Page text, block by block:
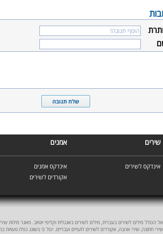
שירים אמנים
אינדקס לשירים
אינדקס אמנים
אקורדים לשירים
הכולל מילים לשירים בעברית, מילים לשירים באנגלית וקליפי יוטיוב. מאגר מילות
חתונה, שירי אהבה, אקורדים לשירים לועזיים ועבריים. יכול כי בשוגג נפלו